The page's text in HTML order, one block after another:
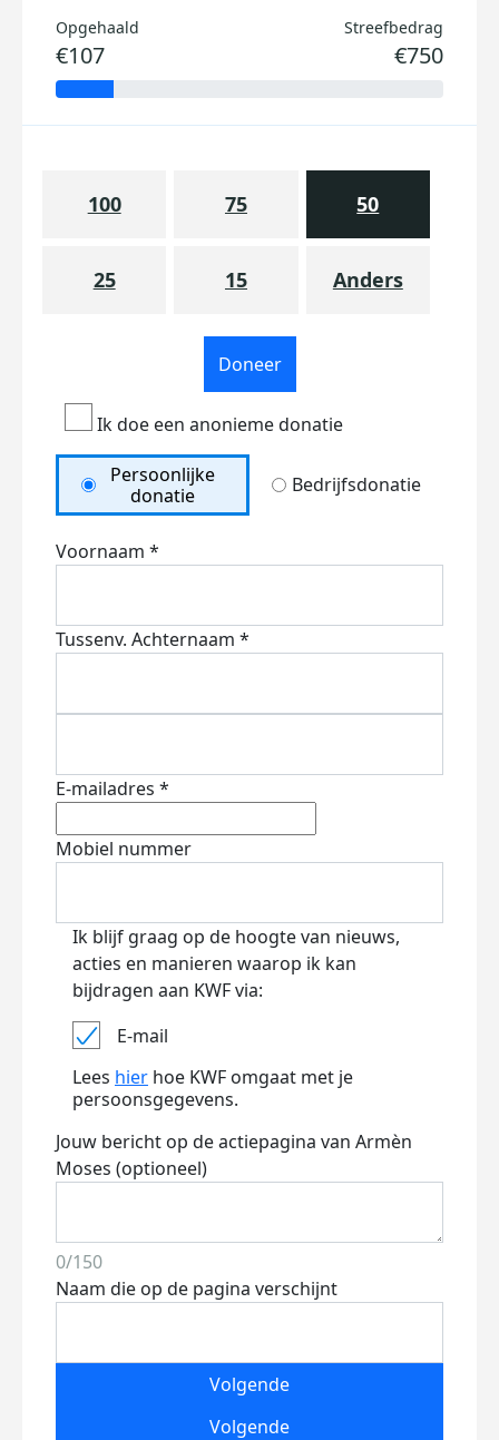
Opgehaald
€107
Streefbedrag
€750
100 75 50
25 15 Anders
Doneer
Ik doe een anonieme donatie
Persoonlijke
donatie
Bedrijfsdonatie
Voornaam *
Tussenv. Achternaam *
E-mailadres *
Mobiel nummer
Ik blijf graag op de hoogte van nieuws,
acties en manieren waarop ik kan
bijdragen aan KWF via:
E-mail
Lees hier hoe KWF omgaat met je
persoonsgegevens.
Jouw bericht op de actiepagina van Armèn
Moses (optioneel)
0/150
Naam die op de pagina verschijnt
Volgende
Volgende